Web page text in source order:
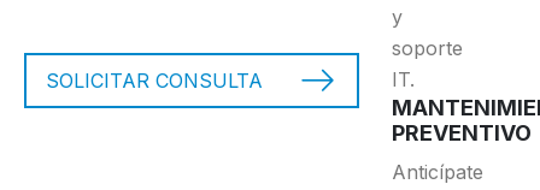
SOLICITAR CONSULTA
y
soporte
IT.
PREVENTIVO
Anticípate